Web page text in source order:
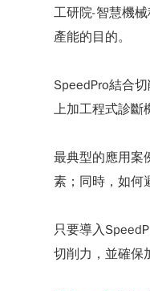
工研院-智慧機
產能的目的。
SpeedPro結合
上加工程式診斷
最典型的應用案
素；同時，如何
只要導入
切削力，並確保